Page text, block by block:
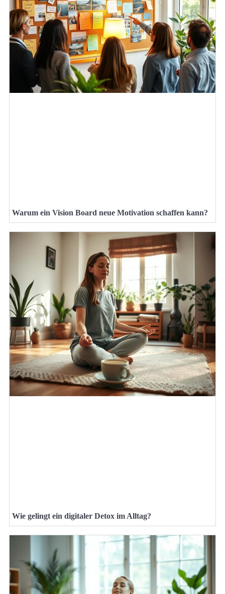
Warum ein Vision Board neue Motivation schaffen kann?
Wie gelingt ein digitaler Detox im Alltag?